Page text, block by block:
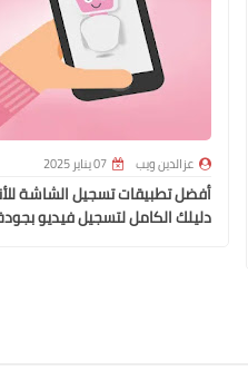
عزالدين ويب 07 يناير 2025
أفضل تطبيقات تسجيل الشاشة
دليلك الكامل لتسجيل فيديو